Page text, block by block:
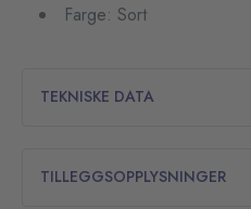
Farge: Sort
TEKNISKE DATA
TILLEGGSOPPLYSNINGER